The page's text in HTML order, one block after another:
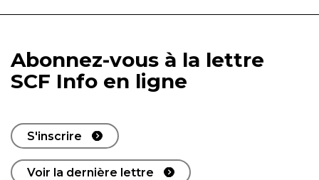
Abonnez-vous à la lettre
SCF Info en ligne
S'inscrire
Voir la dernière lettre